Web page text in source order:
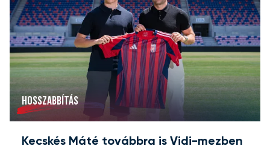
HOSSZABBÍTÁS
Kecskés Máté továbbra is Vidi-mezben